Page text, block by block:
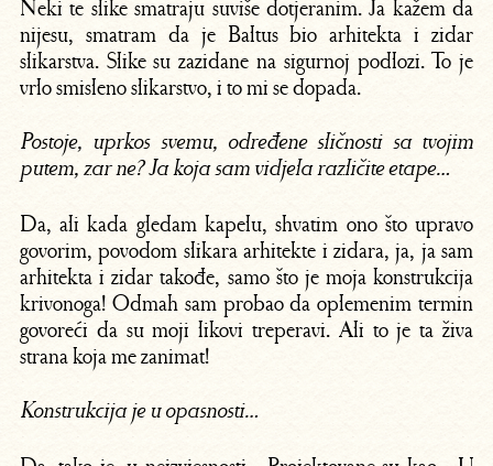
Neki te slike smatraju suviše dotjeranim. Ja kažem da
nijesu, smatram da je Baltus bio arhitekta i zidar
slikarstva. Slike su zazidane na sigurnoj podlozi. To je
vrlo smisleno slikarstvo, i to mi se dopada.
Postoje, uprkos svemu, određene sličnosti sa tvojim
putem, zar ne? Ja koja sam vidjela različite etape…
Da, ali kada gledam kapelu, shvatim ono što upravo
govorim, povodom slikara arhitekte i zidara, ja, ja sam
arhitekta i zidar takođe, samo što je moja konstrukcija
krivonoga! Odmah sam probao da oplemenim termin
govoreći da su moji likovi treperavi. Ali to je ta živa
strana koja me zanimat!
Konstrukcija je u opasnosti…